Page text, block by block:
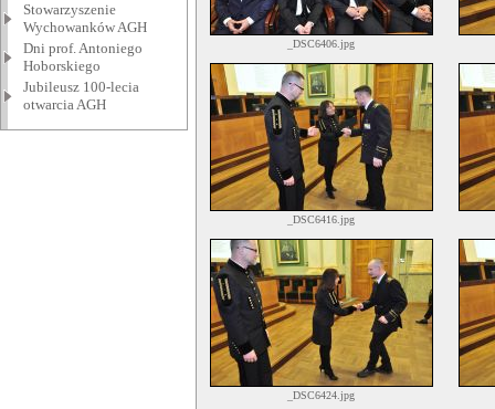
Stowarzyszenie
Wychowanków AGH
Dni prof. Antoniego
Hoborskiego
Jubileusz 100-lecia
otwarcia AGH
_DSC6406.jpg
_DSC6416.jpg
_DSC6424.jpg